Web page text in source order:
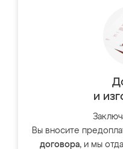
и
Вы вносите
договора, и мы